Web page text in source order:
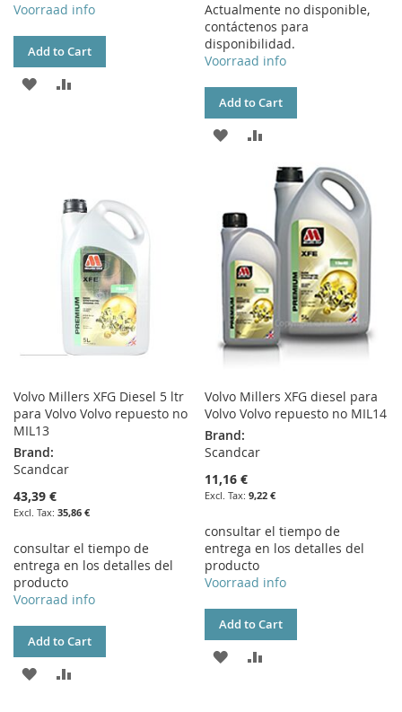
Voorraad info
Add to Cart
ADD
Actualmente no disponible,
contáctenos para
disponibilidad.
Voorraad info
Add to Cart
ADD
LIST
TO
COMPARE
Volvo Millers XFG Diesel 5 ltr
para Volvo Volvo repuesto no
MIL13
Brand:
Scandcar
43,39 €
35,86 €
consultar el tiempo de
entrega en los detalles del
producto
Voorraad info
Add to Cart
ADD
Volvo Millers XFG diesel para
Volvo Volvo repuesto no MIL14
Brand:
Scandcar
11,16 €
9,22 €
consultar el tiempo de
entrega en los detalles del
producto
Voorraad info
Add to Cart
ADD